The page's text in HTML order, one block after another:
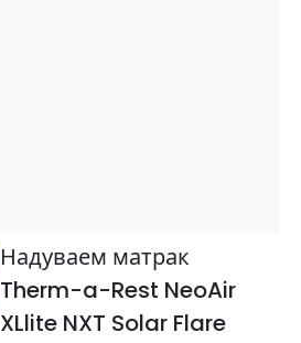
Надуваем матрак
Therm-a-Rest NeoAir
XLlite NXT Solar Flare